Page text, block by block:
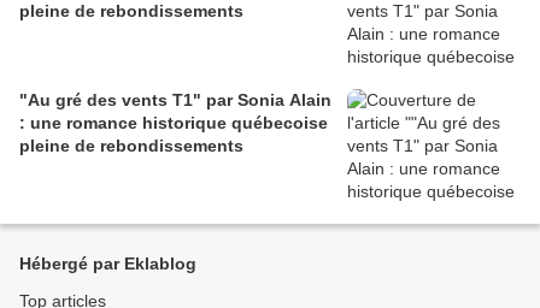
pleine de rebondissements
"Au gré des vents T1" par Sonia Alain
: une romance historique québecoise
pleine de rebondissements
Hébergé par Eklablog
Top articles